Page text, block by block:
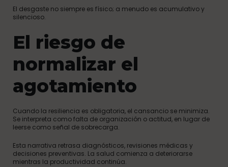
El desgaste no siempre es físico; a menudo es acumulativo y
silencioso.
El riesgo de
normalizar el
agotamiento
Cuando la resiliencia es obligatoria, el cansancio se minimiza.
Se interpreta como falta de organización o actitud, en lugar de
leerse como señal de sobrecarga.
Esta narrativa retrasa diagnósticos, revisiones médicas y
decisiones preventivas. La salud comienza a deteriorarse
mientras la productividad continúa.